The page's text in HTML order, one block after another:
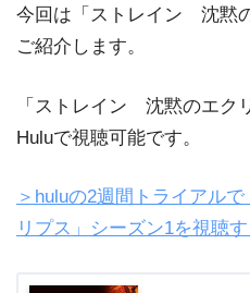
今回は「ストレイン 沈黙
ご紹介します。
「ストレイン 沈黙のエク
Huluで視聴可能です。
＞huluの2週間トライアル
リプス」シーズン1を視聴す